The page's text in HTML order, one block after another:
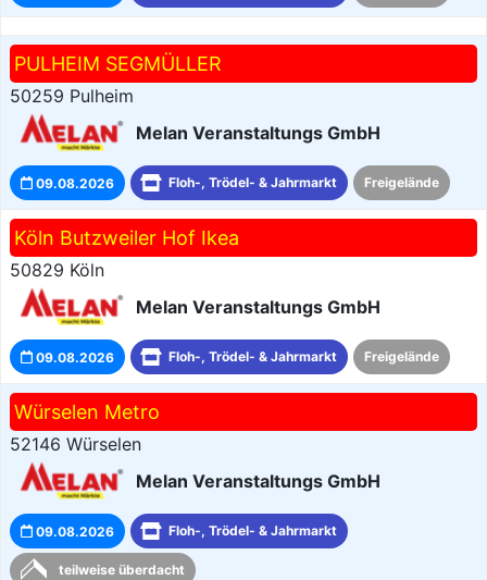
PULHEIM SEGMÜLLER
50259 Pulheim
Melan Veranstaltungs GmbH
09.08.2026 Floh-, Trödel- & Jahrmarkt Freigelände
Köln Butzweiler Hof Ikea
50829 Köln
Melan Veranstaltungs GmbH
09.08.2026 Floh-, Trödel- & Jahrmarkt Freigelände
Würselen Metro
52146 Würselen
Melan Veranstaltungs GmbH
09.08.2026 Floh-, Trödel- & Jahrmarkt
teilweise überdacht